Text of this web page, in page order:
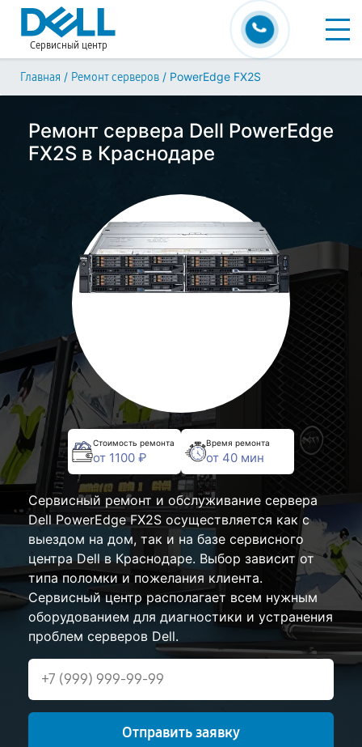
Сервисный центр
Главная / Ремонт серверов / PowerEdge FX2S
Ремонт сервера Dell PowerEdge
FX2S в Краснодаре
Стоимость ремонта
от 1100 ₽
Время ремонта
от 40 мин
Сервисный ремонт и обслуживание сервера
Dell PowerEdge FX2S осуществляется как с
выездом на дом, так и на базе сервисного
центра Dell в Краснодаре. Выбор зависит от
типа поломки и пожелания клиента.
Сервисный центр располагает всем нужным
оборудованием для диагностики и устранения
проблем серверов Dell.
Отправить заявку